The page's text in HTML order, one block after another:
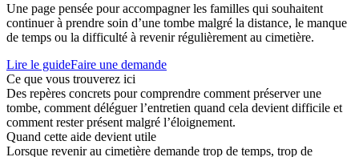
Une page pensée pour accompagner les familles qui souhaitent
continuer à prendre soin d’une tombe malgré la distance, le manque
de temps ou la difficulté à revenir régulièrement au cimetière.
Lire le guideFaire une demande
Ce que vous trouverez ici
Des repères concrets pour comprendre comment préserver une
tombe, comment déléguer l’entretien quand cela devient difficile et
comment rester présent malgré l’éloignement.
Quand cette aide devient utile
Lorsque revenir au cimetière demande trop de temps, trop de